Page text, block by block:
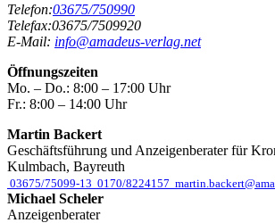
Telefon:03675/750990
Telefax:03675/7509920
E-Mail: info@amadeus-verlag.net
Öffnungszeiten
Mo. – Do.: 8:00 – 17:00 Uhr
Fr.: 8:00 – 14:00 Uhr
Martin Backert
Geschäftsführung und Anzeigenberater für
Kulmbach, Bayreuth
03675/75099-13 0170/8224157
Michael Scheler
Anzeigenberater